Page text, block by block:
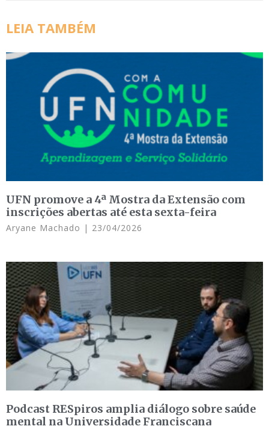
LEIA TAMBÉM
UFN promove a 4ª Mostra da Extensão com
inscrições abertas até esta sexta-feira
Aryane Machado 23/04/2026
Podcast RESpiros amplia diálogo sobre saúde
mental na Universidade Franciscana